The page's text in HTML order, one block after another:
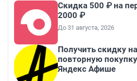
Скидка 500 ₽ на
2000 ₽
До 31 августа, 2026
Получить скидку
повторную
Яндекс Афише